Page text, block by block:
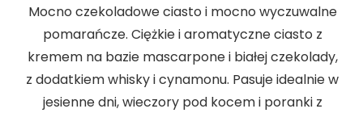
Mocno czekoladowe ciasto i mocno wyczuwalne
pomarańcze. Ciężkie i aromatyczne ciasto z
kremem na bazie mascarpone i białej czekolady,
z dodatkiem whisky i cynamonu. Pasuje idealnie w
jesienne dni, wieczory pod kocem i poranki z